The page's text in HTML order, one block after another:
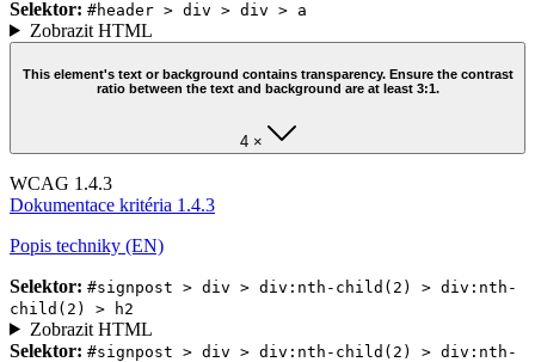
Selektor: #header > div > div > a
Zobrazit HTML
This element's text or background contains transparency. Ensure the contrast
ratio between the text and background are at least 3:1.
4 ×
WCAG 1.4.3
Dokumentace kritéria 1.4.3
Popis techniky (EN)
Selektor: #signpost > div > div:nth-child(2) > div:nth-
child(2) > h2
Zobrazit HTML
Selektor: #signpost > div > div:nth-child(2) > div:nth-